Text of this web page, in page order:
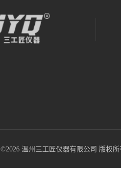
©2026 温州三工匠仪器有限公司 版权所